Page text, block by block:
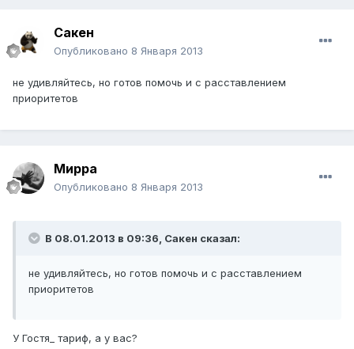
Сакен
Опубликовано 8 Января 2013
не удивляйтесь, но готов помочь и с расставлением
приоритетов
Мирра
Опубликовано 8 Января 2013
В 08.01.2013 в 09:36, Сакен сказал:
не удивляйтесь, но готов помочь и с расставлением
приоритетов
У Гостя_ тариф, а у вас?